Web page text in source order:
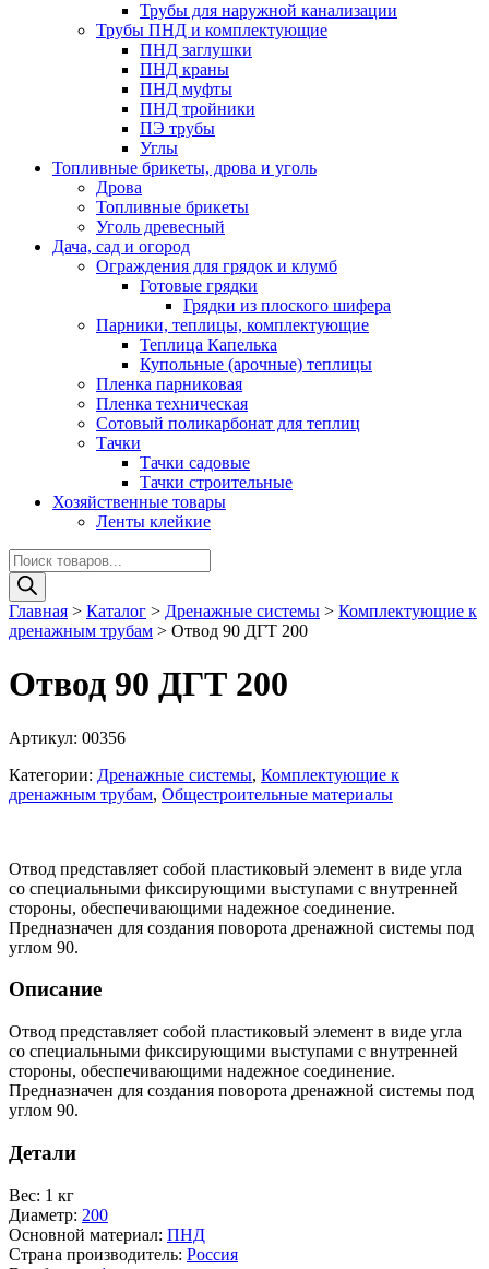
Трубы для наружной канализации
Трубы ПНД и комплектующие
ПНД заглушки
ПНД краны
ПНД муфты
ПНД тройники
ПЭ трубы
Углы
Топливные брикеты, дрова и уголь
Дрова
Топливные брикеты
Уголь древесный
Дача, сад и огород
Ограждения для грядок и клумб
Готовые грядки
Грядки из плоского шифера
Парники, теплицы, комплектующие
Теплица Капелька
Купольные (арочные) теплицы
Пленка парниковая
Пленка техническая
Сотовый поликарбонат для теплиц
Тачки
Тачки садовые
Тачки строительные
Хозяйственные товары
Ленты клейкие
Поиск
товаров
Главная > Каталог > Дренажные системы > Комплектующие к
дренажным трубам > Отвод 90 ДГТ 200
Отвод 90 ДГТ 200
Артикул: 00356
Категории: Дренажные системы, Комплектующие к
дренажным трубам, Общестроительные материалы
Отвод представляет собой пластиковый элемент в виде угла
со специальными фиксирующими выступами с внутренней
стороны, обеспечивающими надежное соединение.
Предназначен для создания поворота дренажной системы под
углом 90.
Описание
Отвод представляет собой пластиковый элемент в виде угла
со специальными фиксирующими выступами с внутренней
стороны, обеспечивающими надежное соединение.
Предназначен для создания поворота дренажной системы под
углом 90.
Детали
Вес: 1 кг
Диаметр: 200
Основной материал: ПНД
Страна производитель: Россия